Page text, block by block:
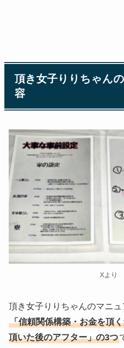
頂き女子りりちゃん
容
Xより
頂き女子りりちゃんのマニ
「信頼関係構築・お金を頂
頂いた後のアフター」の3つ